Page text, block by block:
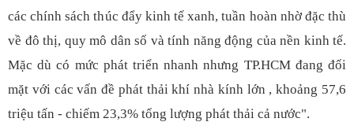
các chính sách thúc đẩy kinh tế xanh, tuần hoàn nhờ đặc thù
về đô thị, quy mô dân số và tính năng động của nền kinh tế.
Mặc dù có mức phát triển nhanh nhưng TP.HCM đang đối
mặt với các vấn đề phát thải khí nhà kính lớn , khoảng 57,6
triệu tấn - chiếm 23,3% tổng lượng phát thải cả nước".